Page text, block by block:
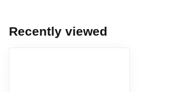
Recently viewed